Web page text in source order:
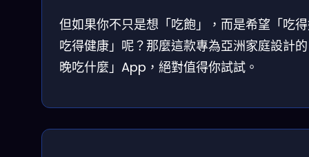
但如果你不只是想「吃飽」，而是希望「吃
吃得健康」呢？那麼這款專為亞洲家庭設計
晚吃什麼」App，絕對值得你試試。